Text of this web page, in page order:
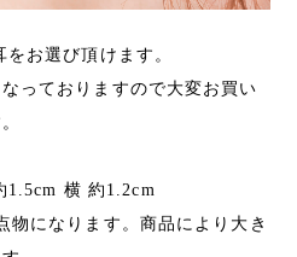
お選び頂けます。
っておりますので大変お買い
横 約1.2cm
になります。商品により大き